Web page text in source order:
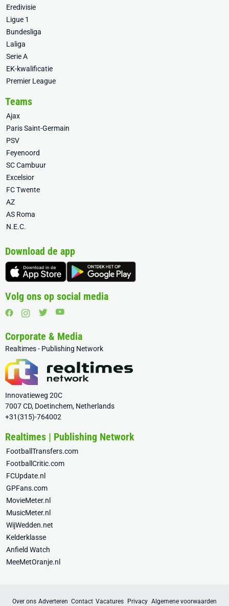
Eredivisie
Ligue 1
Bundesliga
Laliga
Serie A
EK-kwalificatie
Premier League
Teams
Ajax
Paris Saint-Germain
PSV
Feyenoord
SC Cambuur
Excelsior
FC Twente
AZ
AS Roma
N.E.C.
Download de app
Volg ons op social media
Corporate & Media
Realtimes - Publishing Network
Innovatieweg 20C
7007 CD, Doetinchem, Netherlands
+31(315)-764002
Realtimes | Publishing Network
FootballTransfers.com
FootballCritic.com
FCUpdate.nl
GPFans.com
MovieMeter.nl
MusicMeter.nl
WijWedden.net
Kelderklasse
Anfield Watch
MeeMetOranje.nl
Over ons Adverteren Contact Vacatures Privacy Algemene voorwaarden